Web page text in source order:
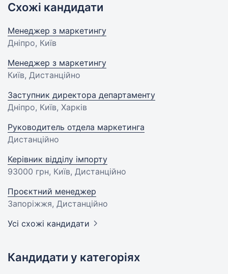
Схожі кандидати
Менеджер з маркетингу
Дніпро, Київ
Менеджер з маркетингу
Київ, Дистанційно
Заступник директора департаменту
Дніпро, Київ, Харків
Руководитель отдела маркетинга
Дистанційно
Керівник відділу імпорту
93000 грн, Київ, Дистанційно
Проєктний менеджер
Запоріжжя, Дистанційно
Усі схожі кандидати
Кандидати у категоріях